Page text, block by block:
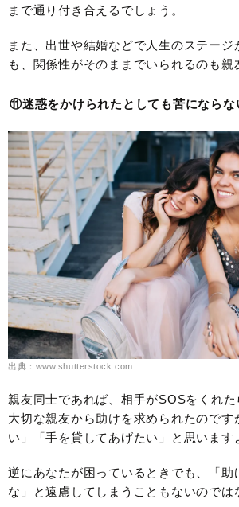
まで通り付き合えるでしょう。
また、出世や結婚などで人生のステージ
も、関係性がそのままでいられるのも親
⑪迷惑をかけられたとしても苦にならな
出典：www.shutterstock.com
親友同士であれば、相手がSOSをくれた
大切な親友から助けを求められたのです
い」「手を貸してあげたい」と思います
逆にあなたが困っているときでも、「助
な」と遠慮してしまうこともないのでは